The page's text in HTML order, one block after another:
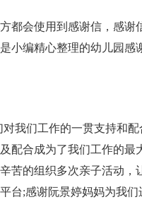
都会使用到感谢信，感
小编精心整理的幼儿园感
我们工作的一贯支持和
配合成为了我们工作的
苦的组织多次亲子活动，
台;感谢阮景婷妈妈为我